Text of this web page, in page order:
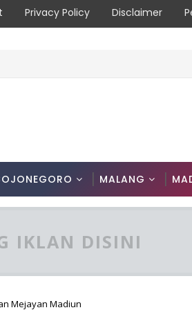
Privacy Policy Disclaimer
MALANG
IKLAN DISINI
Mejayan Madiun